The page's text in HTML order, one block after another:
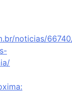
noticias/